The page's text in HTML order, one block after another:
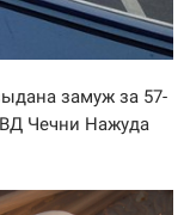
замуж за 57-
Чечни Нажуда